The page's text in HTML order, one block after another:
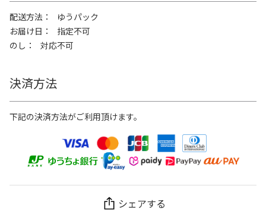
配送方法
ゆうパック
お届け日
指定不可
のし
対応不可
決済方法
下記の決済方法がご利用頂けます。
シェアする